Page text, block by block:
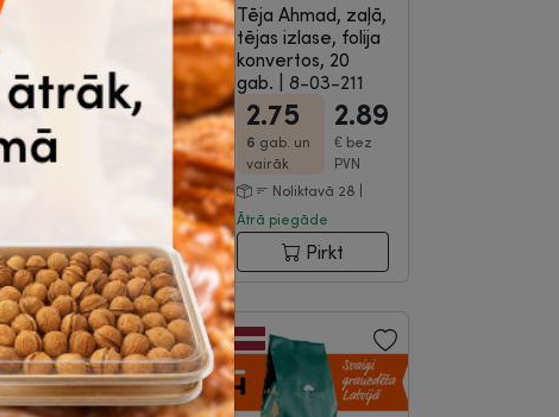
780
22.68
€ bez PVN
Pirkt
Tēja Ahmad, zaļā,
tējas izlase, folija
konvertos, 20
gab.
8-03-211
2.75
6 gab. un
vairāk
2.89
€ bez
PVN
Noliktavā 28 |
Ātrā piegāde
Pirkt